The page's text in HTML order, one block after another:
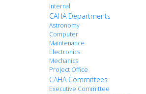
Internal
CAHA Departments
Astronomy
Computer
Maintenance
Electronics
Mechanics
Project Office
CAHA Committees
Executive Committee